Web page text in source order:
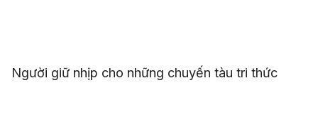
Người giữ nhịp cho những chuyến tàu tri thức